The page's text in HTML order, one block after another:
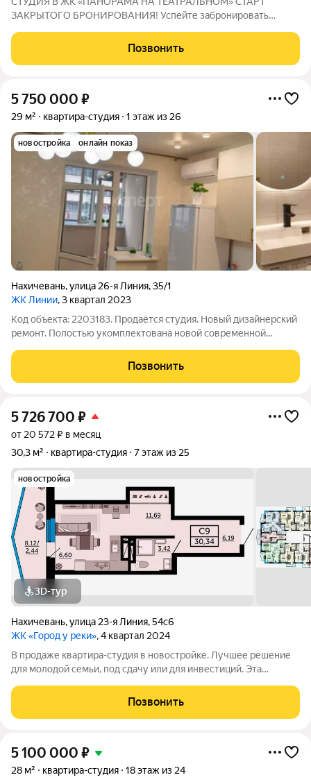
ЗАКРЫТОГО БРОНИРОВАНИЯ! Успейте забронировать
Театральном» на выгодных условиях старта продаж. Сейчас
доступны первые предложения в рамках закрытого
Позвонить
5 750 000 ₽
29 м² квартира-студия 1 этаж из 26
новостройка онлайн показ
Нахичевань,улица 26-я Линия,35/1
ЖК Линии, 3 квартал 2023
Код объекта: 2203183. Продаётся студия. Новый дизайнерский
ремонт. Полостью укомплектована новой современной
благоустройства и расстановки. Всё остаётся в квартире.
Никогда не сдавалась и никто
Позвонить
5 726 700 ₽
от 20 572 ₽ в месяц
30,3 м²
квартира-студия 7 этаж из 25
новостройка
3D-тур
Нахичевань,улица 23-я Линия,54с6
ЖК «Город у реки», 4 квартал 2024
В продаже квартира-студия в новостройке. Лучшее решение
для молодой семьи, под сдачу или для инвестиций. Эта
уютом и современным планированием помещений. Прихожая
переходит в просторную основную
Позвонить
5 100 000 ₽
28 м² квартира-студия 18 этаж из 24